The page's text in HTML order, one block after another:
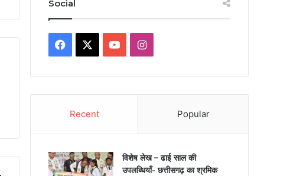
Social
Facebook YouTubeInstagram
Recent Popular
विशेष लेख – ढाई साल की
उपलब्धियाँ- छत्तीसगढ़ का श्रमिक